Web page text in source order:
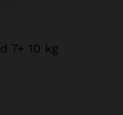
7+ 10 kg